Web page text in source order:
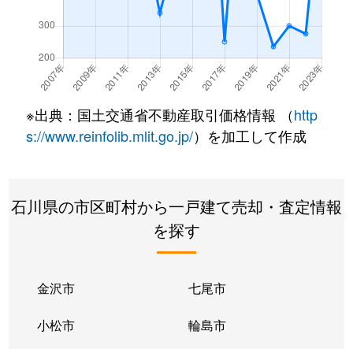
※出典：国土交通省不動産取引価格情報 （http
s://www.reinfolib.mlit.go.jp/）を加工して作成
石川県の市区町村から一戸建て売却・査定情報
を探す
金沢市 七尾市
小松市 輪島市